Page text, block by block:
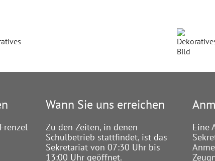
Wann Sie uns erreichen
Zu den Zeiten, in denen
Schulbetrieb stattfindet, ist das
Sekretariat von 07:30 Uhr bis
13:00 Uhr geöffnet.
Eine